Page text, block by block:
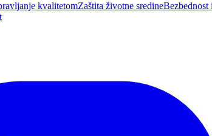
kvalitetomZaštita životne sredineBezbednost